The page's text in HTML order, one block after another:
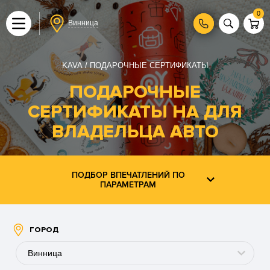
Винница
0
KAVA ПОДАРОЧНЫЕ СЕРТИФИКАТЫ
ПОДАРОЧНЫЕ
СЕРТИФИКАТЫ НА ДЛЯ
ВЛАДЕЛЬЦА АВТО
ПОДБОР ВПЕЧАТЛЕНИЙ ПО
ПАРАМЕТРАМ
ГОРОД
Винница